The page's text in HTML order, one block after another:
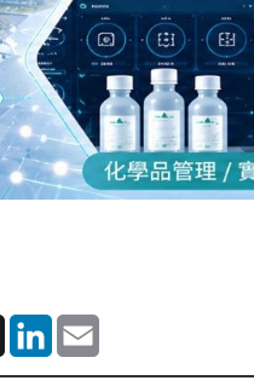
X LinkedIn